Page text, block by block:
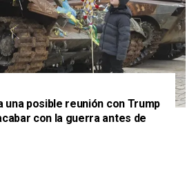
una posible reunión con Trump
con la guerra antes de